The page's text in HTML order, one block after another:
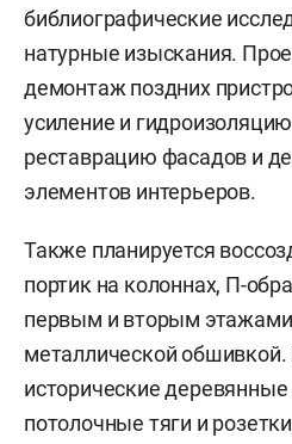
библиографические
натурные изыскания.
демонтаж поздних
усиление и
реставрацию фасадов и
элементов интерьеров.
Также планируется
портик на колоннах, П-
первым и вторым
металлической обшивкой.
исторические
потолочные тяги и